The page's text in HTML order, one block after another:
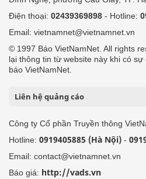
Điện thoại: 02439369898 - Hotline:
Email: vietnamnet@vietnamnet.vn
© 1997 Báo VietNamNet. All rights
lại thông tin từ website này khi có
báo VietNamNet.
Liên hệ quảng cáo
Công ty Cổ phần Truyền thông
Hotline: 0919405885 (Hà Nội) -
Email: contact@vietnamnet.vn
Báo giá: http://vads.vn